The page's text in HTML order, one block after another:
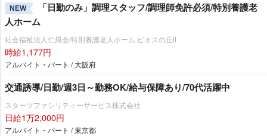
NEW
「日勤のみ」調理スタッフ/調理師免許必須/特別養護老
人ホーム
社会福祉法人仁風会/特別養護老人ホーム ビオスの丘Ⅱ
時給1,177円
アルバイト・パート / 大阪府
交通誘導/日勤/週3日～勤務OK/給与保障あり/70代活躍中
スターツファシリティーサービス株式会社
日給1万2,000円
アルバイト・パート / 東京都